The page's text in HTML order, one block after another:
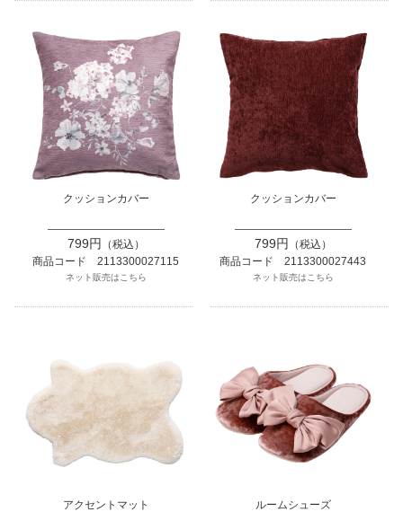
クッションカバー
799円
（税込）
商品コード 2113300027115
ネット販売はこちら
クッションカバー
799円
（税込）
商品コード 2113300027443
ネット販売はこちら
アクセントマット
ルームシューズ